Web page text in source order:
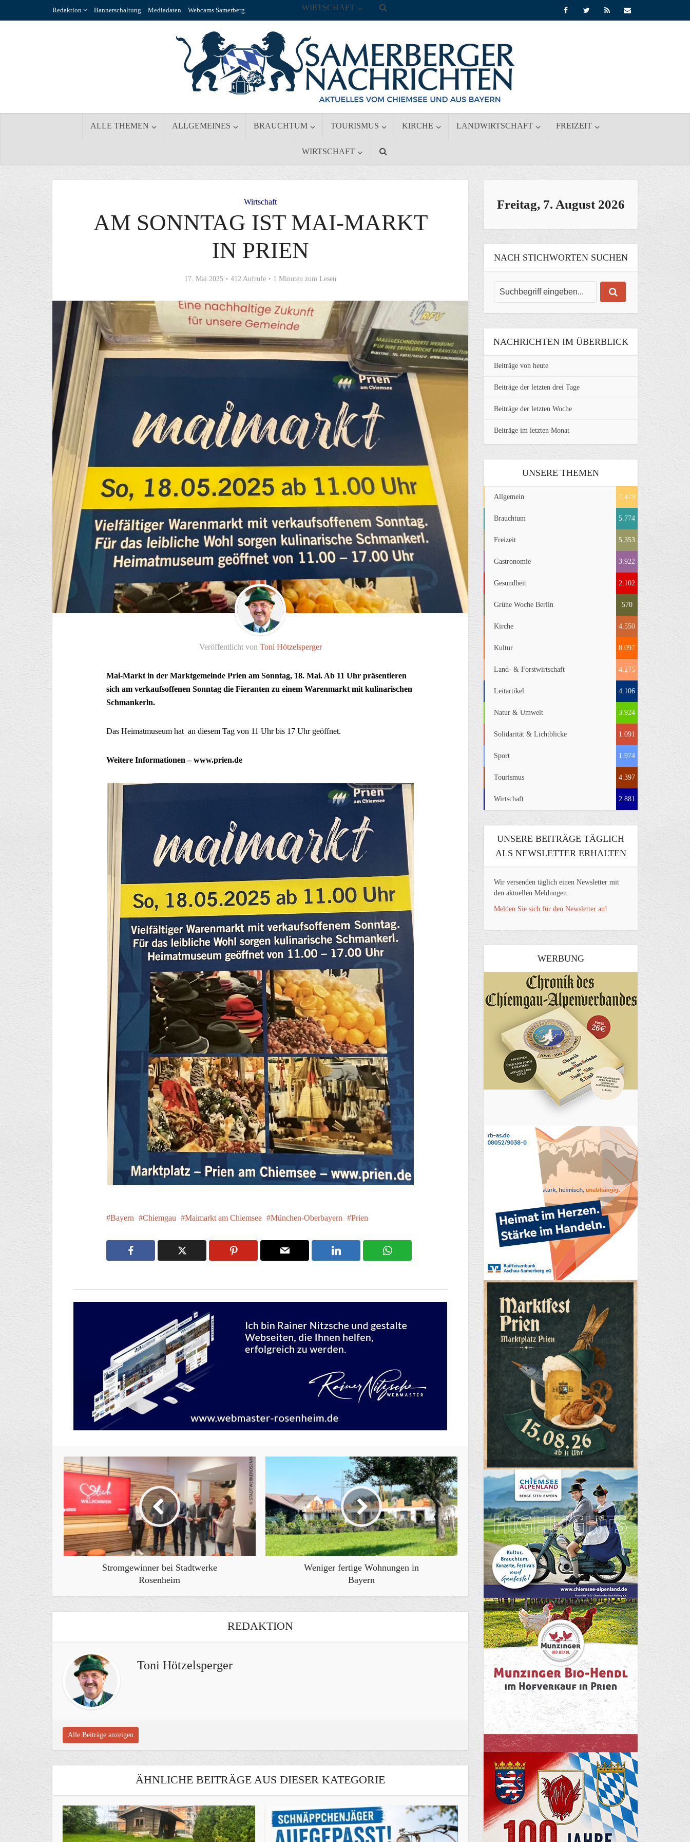
Redaktion Bannerschaltung Mediadaten Webcams Samerberg
ALLE THEMEN ALLGEMEINES BRAUCHTUM TOURISMUS KIRCHE LANDWIRTSCHAFT FREIZEIT
WIRTSCHAFT
WIRTSCHAFT
Wirtschaft
AM SONNTAG IST MAI-MARKT
IN PRIEN
17. Mai 2025 412 Aufrufe 1 Minuten zum Lesen
Veröffentlicht von Toni Hötzelsperger
Mai-Markt in der Marktgemeinde Prien am Sonntag, 18. Mai. Ab 11 Uhr präsentieren
sich am verkaufsoffenen Sonntag die Fieranten zu einem Warenmarkt mit kulinarischen
Schmankerln.
Das Heimatmuseum hat an diesem Tag von 11 Uhr bis 17 Uhr geöffnet.
Weitere Informationen – www.prien.de
Bayern Chiemgau Maimarkt am Chiemsee München-Oberbayern Prien
Stromgewinner bei Stadtwerke
Rosenheim
Weniger fertige Wohnungen in
Bayern
REDAKTION
Toni Hötzelsperger
Alle Beiträge anzeigen
ÄHNLICHE BEITRÄGE AUS DIESER KATEGORIE
Freitag, 7. August 2026
NACH STICHWORTEN SUCHEN
NACHRICHTEN IM ÜBERBLICK
Beiträge von heute
Beiträge der letzten drei Tage
Beiträge der letzten Woche
Beiträge im letzten Monat
UNSERE THEMEN
Allgemein 7.479
Brauchtum 5.774
Freizeit 5.353
Gastronomie 3.922
Gesundheit 2.102
Grüne Woche Berlin 570
Kirche 4.550
Kultur 8.097
Land- & Forstwirtschaft 4.275
Leitartikel 4.106
Natur & Umwelt 3.924
Solidarität & Lichtblicke 1.091
Sport 1.974
Tourismus 4.397
Wirtschaft 2.881
UNSERE BEITRÄGE TÄGLICH
ALS NEWSLETTER ERHALTEN
Wir versenden täglich einen Newsletter mit
den aktuellen Meldungen.
Melden Sie sich für den Newsletter an!
WERBUNG